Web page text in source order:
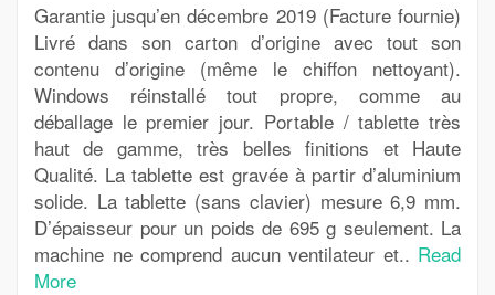
Garantie jusqu’en décembre 2019 (Facture fournie)
Livré dans son carton d’origine avec tout son
contenu d’origine (même le chiffon nettoyant).
Windows réinstallé tout propre, comme au
déballage le premier jour. Portable / tablette très
haut de gamme, très belles finitions et Haute
Qualité. La tablette est gravée à partir d’aluminium
solide. La tablette (sans clavier) mesure 6,9 mm.
D’épaisseur pour un poids de 695 g seulement. La
machine ne comprend aucun ventilateur et.. Read
More